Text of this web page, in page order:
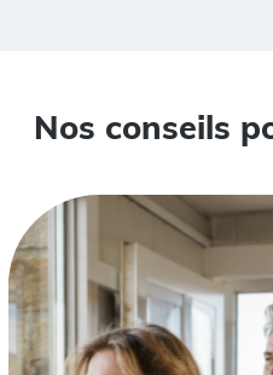
Nos conseils